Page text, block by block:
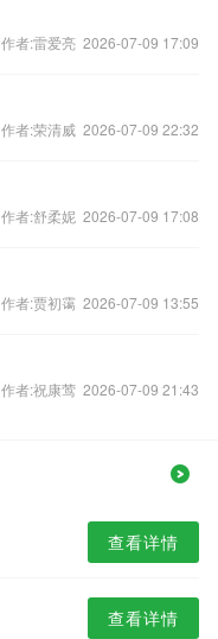
作者:雷爱亮 2026-07-09 17:09
作者:荣清威 2026-07-09 22:32
作者:舒柔妮 2026-07-09 17:08
作者:贾初霭 2026-07-09 13:55
作者:祝康莺 2026-07-09 21:43
查看详情
查看详情